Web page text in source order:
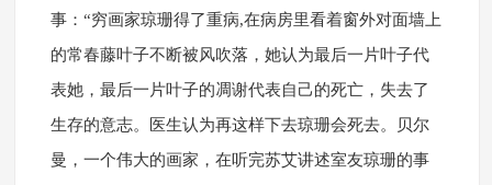
事：“穷画家琼珊得了重病,在病房里看着窗外对面墙上
的常春藤叶子不断被风吹落，她认为最后一片叶子代
表她，最后一片叶子的凋谢代表自己的死亡，失去了
生存的意志。医生认为再这样下去琼珊会死去。贝尔
曼，一个伟大的画家，在听完苏艾讲述室友琼珊的事